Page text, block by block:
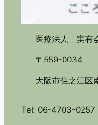
医療法人 実有
〒559-0034
大阪市住之江区
Tel: 06-4703-0257